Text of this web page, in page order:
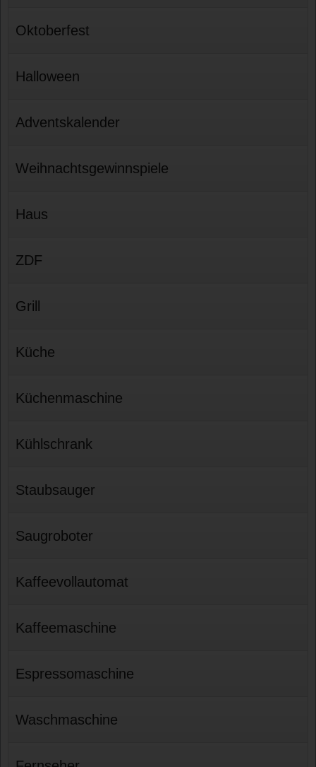
Oktoberfest
Halloween
Adventskalender
Weihnachtsgewinnspiele
Haus
ZDF
Grill
Küche
Küchenmaschine
Kühlschrank
Staubsauger
Saugroboter
Kaffeevollautomat
Kaffeemaschine
Espressomaschine
Waschmaschine